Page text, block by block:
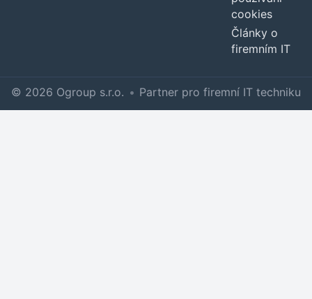
cookies
Články o
firemním IT
© 2026 Ogroup s.r.o. • Partner pro firemní IT techniku